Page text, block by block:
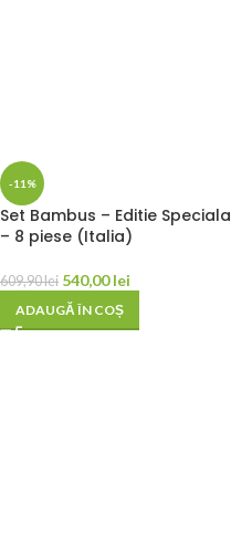
-11%
Set Bambus – Editie Speciala
– 8 piese (Italia)
609,90lei 540,00lei
ADAUGĂ ÎN COȘ